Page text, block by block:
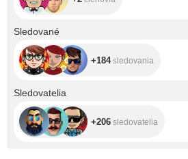
Sledované
+184sledovania
Sledovatelia
+206 sledovatelia